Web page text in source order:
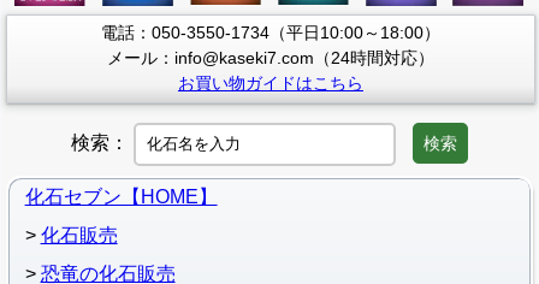
電話：050-3550-1734（平日10:00～18:00）
メール：info@kaseki7.com（24時間対応）
お買い物ガイドはこちら
検索： 検索
化石セブン【HOME】
化石販売
恐竜の化石販売